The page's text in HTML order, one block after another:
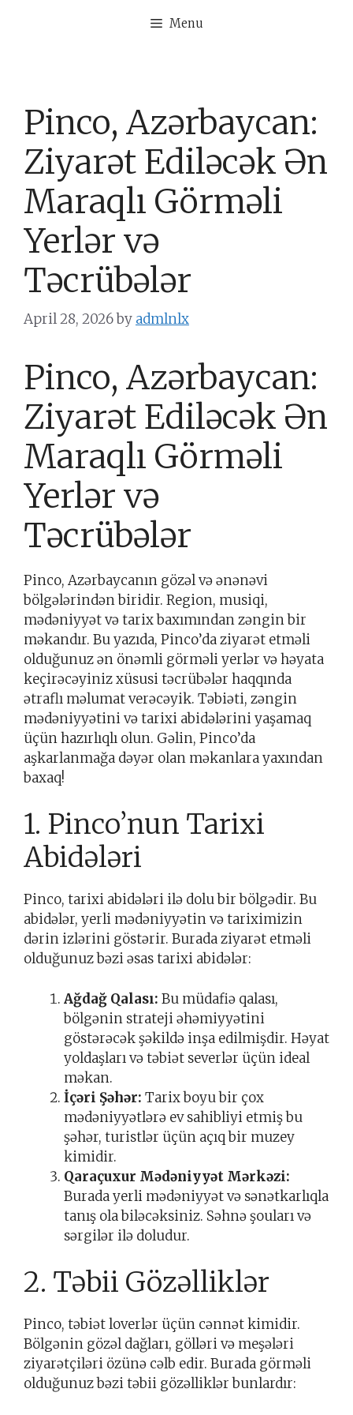
Menu
Pinco, Azərbaycan:
Ziyarət Ediləcək Ən
Maraqlı Görməli
Yerlər və
Təcrübələr
April 28, 2026by admlnlx
Pinco, Azərbaycan:
Ziyarət Ediləcək Ən
Maraqlı Görməli
Yerlər və
Təcrübələr
Pinco, Azərbaycanın gözəl və ənənəvi
bölgələrindən biridir. Region, musiqi,
mədəniyyət və tarix baxımından zəngin bir
məkandır. Bu yazıda, Pinco’da ziyarət etməli
olduğunuz ən önəmli görməli yerlər və həyata
keçirəcəyiniz xüsusi təcrübələr haqqında
ətraflı məlumat verəcəyik. Təbiəti, zəngin
mədəniyyətini və tarixi abidələrini yaşamaq
üçün hazırlıqlı olun. Gəlin, Pinco’da
aşkarlanmağa dəyər olan məkanlara yaxından
baxaq!
1. Pinco’nun Tarixi
Abidələri
Pinco, tarixi abidələri ilə dolu bir bölgədir. Bu
abidələr, yerli mədəniyyətin və tariximizin
dərin izlərini göstərir. Burada ziyarət etməli
olduğunuz bəzi əsas tarixi abidələr:
Ağdağ Qalası: Bu müdafiə qalası,
bölgənin strateji əhəmiyyətini
göstərəcək şəkildə inşa edilmişdir. Həyat
yoldaşları və təbiət severlər üçün ideal
məkan.
İçəri Şəhər: Tarix boyu bir çox
mədəniyyətlərə ev sahibliyi etmiş bu
şəhər, turistlər üçün açıq bir muzey
kimidir.
Qaraçuxur Mədəniyyət Mərkəzi:
Burada yerli mədəniyyət və sənətkarlıqla
tanış ola biləcəksiniz. Səhnə şouları və
sərgilər ilə doludur.
2. Təbii Gözəlliklər
Pinco, təbiət loverlər üçün cənnət kimidir.
Bölgənin gözəl dağları, gölləri və meşələri
ziyarətçiləri özünə cəlb edir. Burada görməli
olduğunuz bəzi təbii gözəlliklər bunlardır: